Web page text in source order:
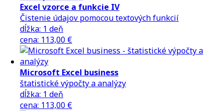
Excel vzorce a funkcie IV
Čistenie údajov pomocou textových funkcií
dĺžka: 1 deň
cena: 113,00 €
Microsoft Excel business
štatistické výpočty a analýzy
dĺžka: 1 deň
cena: 113,00 €